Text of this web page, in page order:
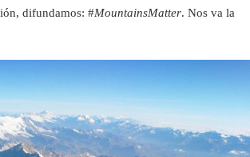
difundamos: #MountainsMatter. Nos va la